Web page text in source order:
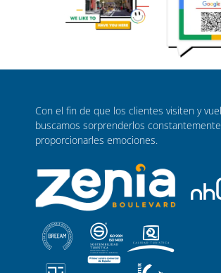
Con el fin de que los clientes visiten y
buscamos sorprenderlos
proporcionarles emociones.